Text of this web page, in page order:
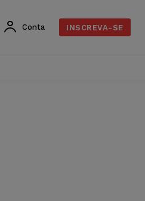
Conta INSCREVA-SE